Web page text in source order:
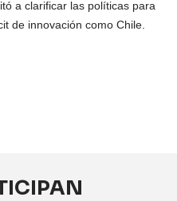
a clarificar las políticas para
de innovación como Chile.